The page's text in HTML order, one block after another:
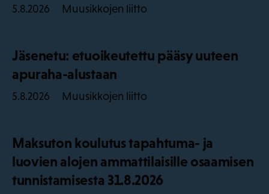
5.8.2026 Muusikkojen liitto
Jäsenetu: etuoikeutettu pääsy uuteen
apuraha-alustaan
5.8.2026 Muusikkojen liitto
Maksuton koulutus tapahtuma- ja
luovien alojen ammattilaisille osaamisen
tunnistamisesta 31.8.2026